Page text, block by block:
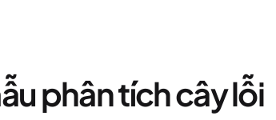
phân tích cây lỗi